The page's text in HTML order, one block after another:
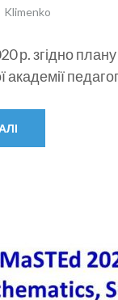
Klimenko
р. згідно плану
академії